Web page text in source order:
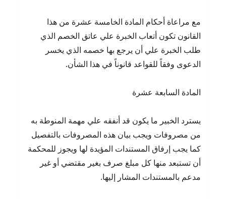
مع مراعاة أحكام المادة الخامسة عشرة من هذا
القانون تكون أتعاب الخبرة علي عاتق الخصم الذي
طلب الخبرة علي أن يرجع بها خصمه الذي يخسر
الدعوى وفقاً للقواعد قانوناً في هذا الشأن.
المادة السابعة عشرة
يسترد الخبير ما يكون قد أنفقه علي مهمة المنوطة به
من مصروفات ويجب بيان هذه المصروفات بالتفصيل
كما يجب إرفاق المستندات المؤيدة لها ويجوز للمحكمة
أن تستبعد منها كل مبلغ صرف بغير مقتضي أو غير
مدعم بالمستندات المشار إليها.